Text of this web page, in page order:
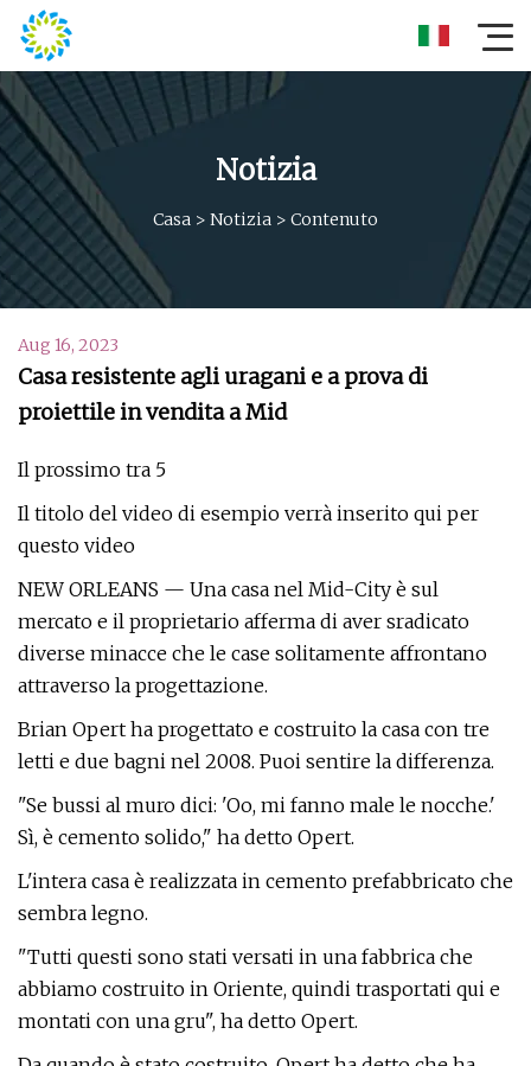
Notizia
Casa > Notizia > Contenuto
Aug 16, 2023
Casa resistente agli uragani e a prova di
proiettile in vendita a Mid
Il prossimo tra 5
Il titolo del video di esempio verrà inserito qui per
questo video
NEW ORLEANS — Una casa nel Mid-City è sul
mercato e il proprietario afferma di aver sradicato
diverse minacce che le case solitamente affrontano
attraverso la progettazione.
Brian Opert ha progettato e costruito la casa con tre
letti e due bagni nel 2008. Puoi sentire la differenza.
"Se bussi al muro dici: 'Oo, mi fanno male le nocche.'
Sì, è cemento solido," ha detto Opert.
L'intera casa è realizzata in cemento prefabbricato che
sembra legno.
"Tutti questi sono stati versati in una fabbrica che
abbiamo costruito in Oriente, quindi trasportati qui e
montati con una gru", ha detto Opert.